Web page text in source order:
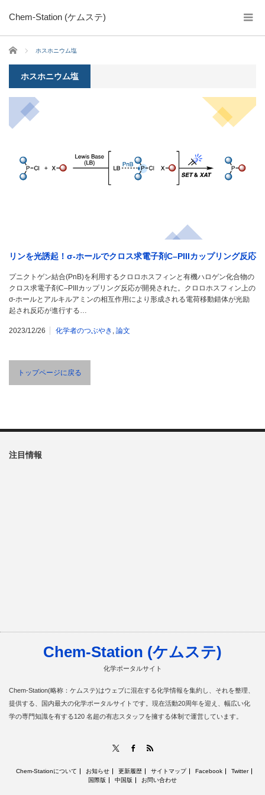
Chem-Station (ケムステ)
ホーム ホスホニウム塩
ホスホニウム塩
リンを光誘起！σ-ホールでクロス求電子剤C–PIIIカップリング反応
プニクトゲン結合(PnB)を利用するクロロホスフィンと有機ハロゲン化合物の
クロス求電子剤C–PIIIカップリング反応が開発された。クロロホスフィン上の
σ-ホールとアルキルアミンの相互作用により形成される電荷移動錯体が光励
起され反応が進行する…
2023/12/26 化学者のつぶやき 論文
トップページに戻る
注目情報
Chem-Station (ケムステ)
化学ポータルサイト
Chem-Station(略称：ケムステ)はウェブに混在する化学情報を集約し、それを整理、
提供する、国内最大の化学ポータルサイトです。現在活動20周年を迎え、幅広い化
学の専門知識を有する120 名超の有志スタッフを擁する体制で運営しています。
Facebook
Chem-Stationについて お知らせ 更新履歴 サイトマップ Facebook
Twitter
国際版
中国版 お問い合わせ